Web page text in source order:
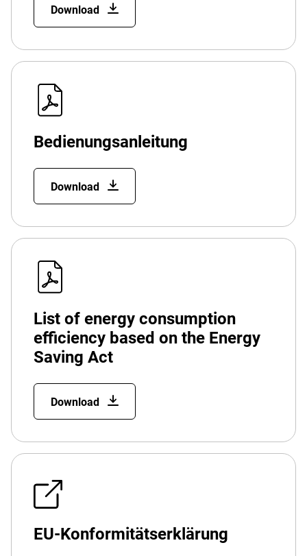
Download
Bedienungsanleitung
Download
List of energy consumption
efficiency based on the Energy
Saving Act
Download
EU-Konformitätserklärung